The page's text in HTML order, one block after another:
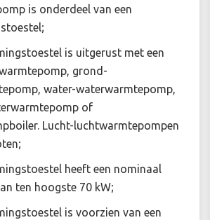
is onderdeel van een
is uitgerust met een
grond-
water-waterwarmtepomp,
of
Lucht-luchtwarmtepompen
heeft een nominaal
ten hoogste 70 kW;
is voorzien van een